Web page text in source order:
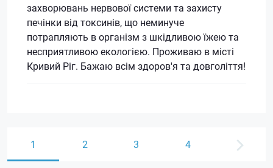
захворювань нервової системи та захисту
печінки від токсинів, що неминуче
потрапляють в організм з шкідливою їжею та
несприятливою екологією. Проживаю в місті
Кривий Ріг. Бажаю всім здоров'я та довголіття!
1 2 3 4